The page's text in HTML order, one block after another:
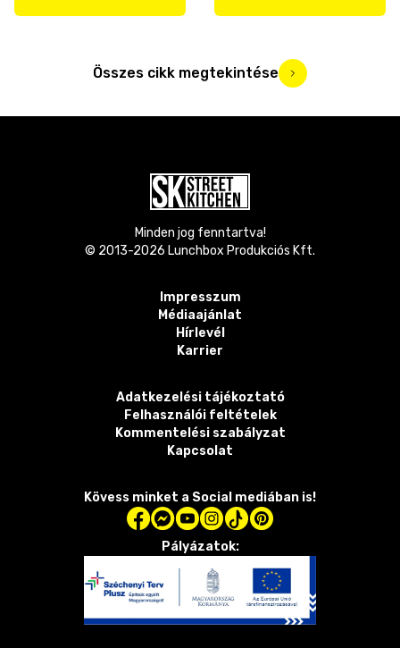
Összes cikk megtekintése
Minden jog fenntartva!
© 2013-2026 Lunchbox Produkciós Kft.
Impresszum
Médiaajánlat
Hírlevél
Karrier
Adatkezelési tájékoztató
Felhasználói feltételek
Kommentelési szabályzat
Kapcsolat
Kövess minket a Social mediában is!
Pályázatok: